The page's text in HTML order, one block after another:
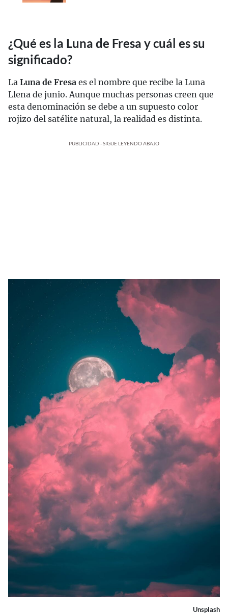
¿Qué es la Luna de Fresa y cuál es su
significado?
La Luna de Fresa es el nombre que recibe la Luna
Llena de junio. Aunque muchas personas creen que
esta denominación se debe a un supuesto color
rojizo del satélite natural, la realidad es distinta.
PUBLICIDAD - SIGUE LEYENDO ABAJO
Unsplash